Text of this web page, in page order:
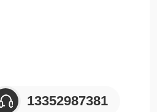
13352987381